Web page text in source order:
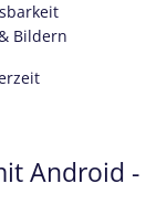
Bildern
Android -